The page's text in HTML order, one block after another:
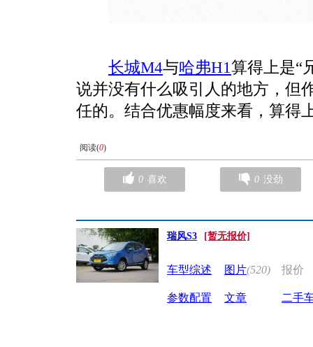
长城M4与哈弗H1算得上是“
说并没有什么吸引人的地方，但
任的。结合优惠幅度来看，算得
阅读(0)
0 喜欢 0 没劲
瑞风S3 [暂无报价]
车型综述 图片(520) 报价
参数配置 文章 二手